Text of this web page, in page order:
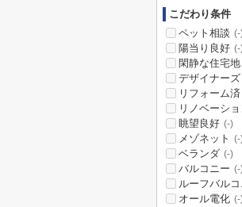
こだわり条件
ペット相談 (-
陽当り良好 (-
閑静な住宅地
デザイナーズ
リフォーム済
リノベーシ
眺望良好 (-)
メゾネット (-
ベランダ (-)
バルコニー (-
ルーフバル
オール電化 (-